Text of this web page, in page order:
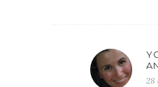
28